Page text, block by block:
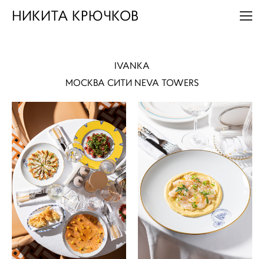
НИКИТА КРЮЧКОВ
IVANKA
МОСКВА СИТИ NEVA TOWERS